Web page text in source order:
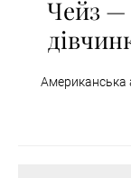
Чейз —
Американська